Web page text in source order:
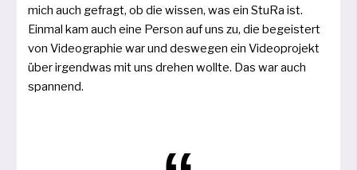
mich auch gefragt, ob die wis­sen, was ein StuRa ist.
Einmal kam auch eine Person auf uns zu, die begeis­tert
von Videographie war und des­we­gen ein Videoprojekt
über irgend­was mit uns dre­hen woll­te. Das war auch
spannend.